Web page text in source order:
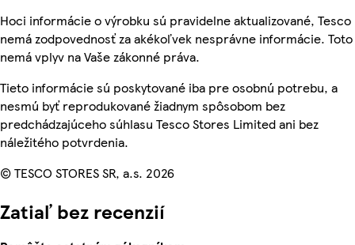
Hoci informácie o výrobku sú pravidelne aktualizované, Tesco
nemá zodpovednosť za akékoľvek nesprávne informácie. Toto
nemá vplyv na Vaše zákonné práva.
Tieto informácie sú poskytované iba pre osobnú potrebu, a
nesmú byť reprodukované žiadnym spôsobom bez
predchádzajúceho súhlasu Tesco Stores Limited ani bez
náležitého potvrdenia.
© TESCO STORES SR, a.s. 2026
Zatiaľ bez recenzií